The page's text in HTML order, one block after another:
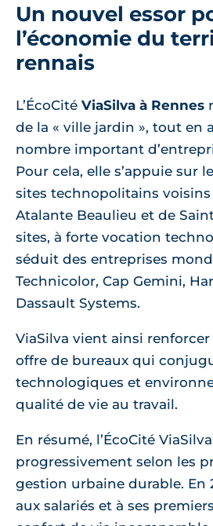
Un nouvel essor
l’économie du
rennais
L’ÉcoCité ViaSilva à Rennes
de la « ville jardin », tout en
nombre important
Pour cela, elle s’appuie sur
sites technopolitains voisins
Atalante Beaulieu et de
sites, à forte vocation
séduit des entreprises
Technicolor, Cap Gemini,
Dassault Systems.
ViaSilva vient ainsi
offre de bureaux qui
technologiques et
qualité de vie au travail.
En résumé, l’ÉcoCité
progressivement selon les
gestion urbaine durable. En
aux salariés et à ses